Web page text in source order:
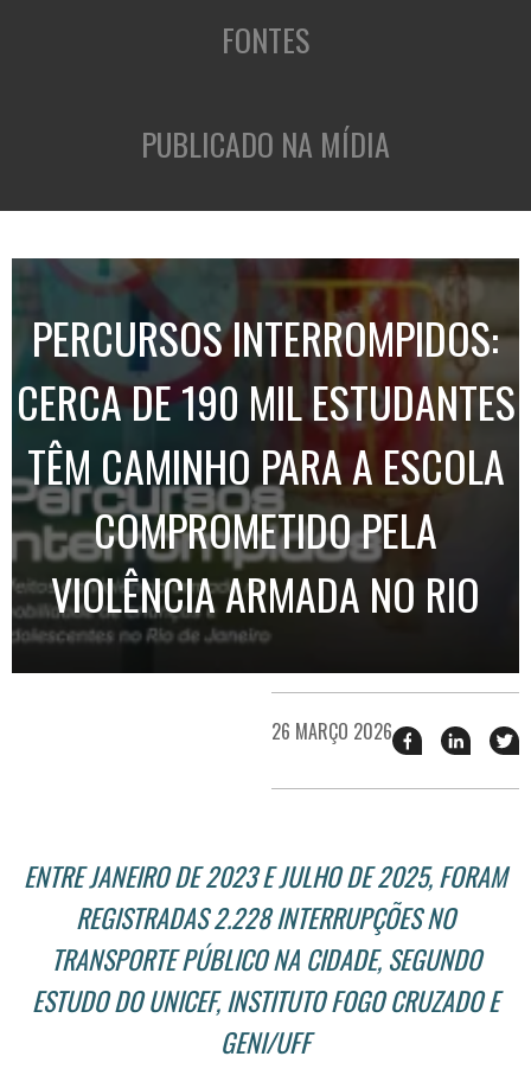
FONTES
PUBLICADO NA MÍDIA
PERCURSOS INTERROMPIDOS:
CERCA DE 190 MIL ESTUDANTES
TÊM CAMINHO PARA A ESCOLA
COMPROMETIDO PELA
VIOLÊNCIA ARMADA NO RIO
26 MARÇO 2026 Compartilhar
esse
no
esse
no
ENTRE JANEIRO DE 2023 E JULHO DE 2025, FORAM
REGISTRADAS 2.228 INTERRUPÇÕES NO
TRANSPORTE PÚBLICO NA CIDADE, SEGUNDO
ESTUDO DO UNICEF, INSTITUTO FOGO CRUZADO E
GENI/UFF